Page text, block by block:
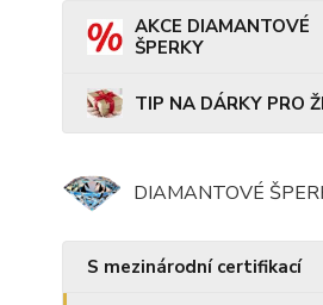
AKCE DIAMANTOVÉ
ŠPERKY
TIP NA DÁRKY PRO
DIAMANTOVÉ
S mezinárodní certifikací